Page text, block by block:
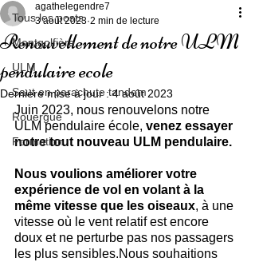
Tous les posts
Montgolfière
ULM
Saut en parachute tandem
Rouergue
Formation
Renouvellement de notre ULM
pendulaire ecole
agathelegendre7
3 août 2023 2 min de lecture
Dernière mise à jour :4 août 2023
Juin 2023, nous renouvelons notre
ULM pendulaire école, venez essayer
notre tout nouveau ULM pendulaire.
Nous voulions améliorer votre
expérience de vol en volant à la
même vitesse que les oiseaux, à une
vitesse où le vent relatif est encore
doux et ne perturbe pas nos passagers
les plus sensibles.Nous souhaitions